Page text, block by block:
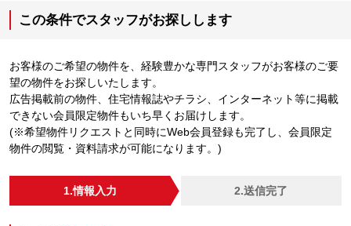
この条件でスタッフがお探しします
お客様のご希望の物件を、経験豊かな専門スタッフがお客様のご要
望の物件をお探しいたします。
広告掲載前の物件、住宅情報誌やチラシ、インターネット等に掲載
できない会員限定物件もいち早くお届けします。
(※希望物件リクエストと同時にWeb会員登録も完了し、会員限定
物件の閲覧・資料請求が可能になります。)
1.情報入力 2.送信完了